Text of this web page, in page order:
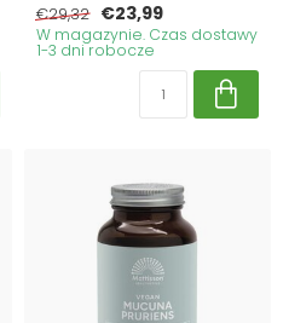
€29,32 €23,99
W magazynie. Czas dostawy
1-3 dni robocze